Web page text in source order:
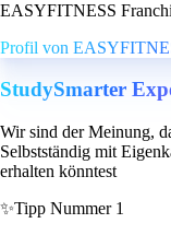
EASYFITNESS
Profil von
StudySmarter
Wir sind der Meinung,
Selbstständig mit
erhalten könntest
✨Tipp Nummer 1